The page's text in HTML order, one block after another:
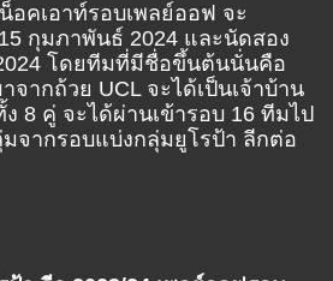
อคเอาท์รอบเพลย์ออฟ จะ
กุมภาพันธ์ 2024 และนัดสอง
โดยทีมที่มีชื่อขึ้นต้นนั่นคือ
ากถ้วย UCL จะได้เป็นเจ้าบ้าน
8 คู่ จะได้ผ่านเข้ารอบ 16 ทีมไป
จากรอบแบ่งกลุ่มยูโรป้า ลีกต่อ